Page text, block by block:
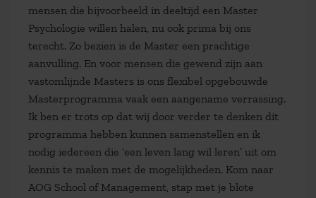
mensen die bijvoorbeeld in deeltijd een Master
Psychologie willen halen, nu ook prima bij ons
terecht. Zo bezien is de Master een prachtige
aanvulling. En voor mensen die gewend zijn aan
vastomlijnde Masters is ons flexibel opgebouwde
Masterprogramma vaak een aangename verrassing.
Ik ben er trots op dat wij door verder te denken dit
programma hebben kunnen samenstellen en ik
nodig iedereen die ‘een leven lang wil leren’ uit om
kennis te maken met de mogelijkheden. Kom naar
AOG School of Management, stap met je blote